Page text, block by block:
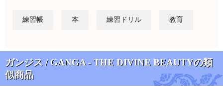
練習帳 本 練習ドリル 教育
ガンジス / GANGA - THE DIVINE BEAUTYの類
似商品